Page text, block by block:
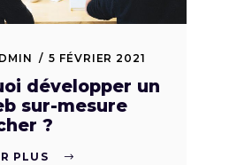
5 FÉVRIER 2021
développer un
sur-mesure
?
PLUS